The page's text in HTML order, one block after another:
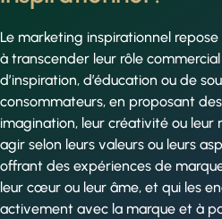
Le marketing inspirationnel
à transcender leur rôle
d’inspiration, d’éducation ou de
consommateurs, en proposant
imagination, leur créativité ou leur
agir selon leurs valeurs ou leurs
offrant des expériences de
leur cœur ou leur âme, et qui les
activement avec la marque et à